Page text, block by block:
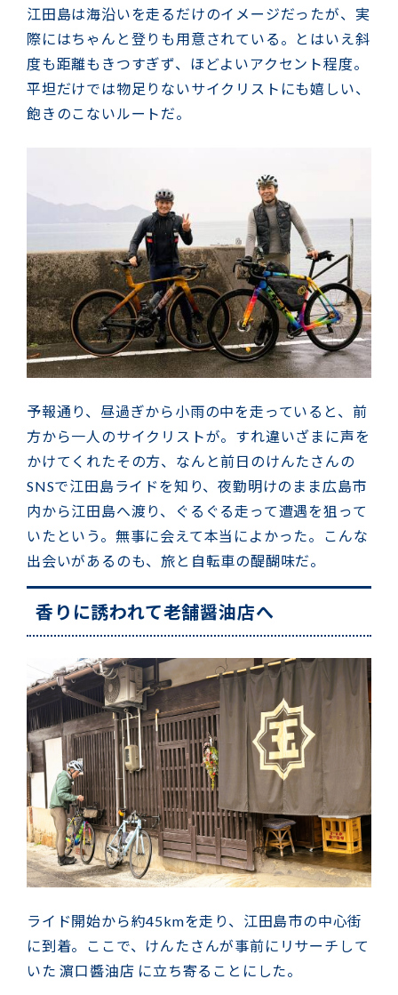
江田島は海沿いを走るだけのイメージだったが、実
際にはちゃんと登りも用意されている。とはいえ斜
度も距離もきつすぎず、ほどよいアクセント程度。
平坦だけでは物足りないサイクリストにも嬉しい、
飽きのこないルートだ。
予報通り、昼過ぎから小雨の中を走っていると、前
方から一人のサイクリストが。すれ違いざまに声を
かけてくれたその方、なんと前日のけんたさんの
SNSで江田島ライドを知り、夜勤明けのまま広島市
内から江田島へ渡り、ぐるぐる走って遭遇を狙って
いたという。無事に会えて本当によかった。こんな
出会いがあるのも、旅と自転車の醍醐味だ。
香りに誘われて老舗醤油店へ
ライド開始から約45kmを走り、江田島市の中心街
に到着。ここで、けんたさんが事前にリサーチして
いた 濵口醬油店 に立ち寄ることにした。